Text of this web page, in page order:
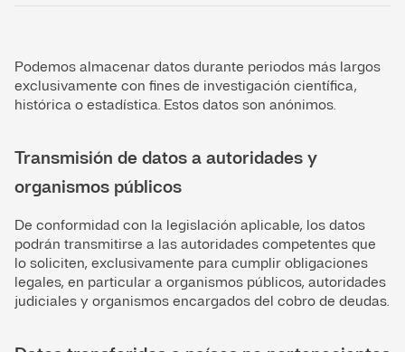
Podemos almacenar datos durante periodos más largos
exclusivamente con fines de investigación científica,
histórica o estadística. Estos datos son anónimos.
Transmisión de datos a autoridades y
organismos públicos
De conformidad con la legislación aplicable, los datos
podrán transmitirse a las autoridades competentes que
lo soliciten, exclusivamente para cumplir obligaciones
legales, en particular a organismos públicos, autoridades
judiciales y organismos encargados del cobro de deudas.